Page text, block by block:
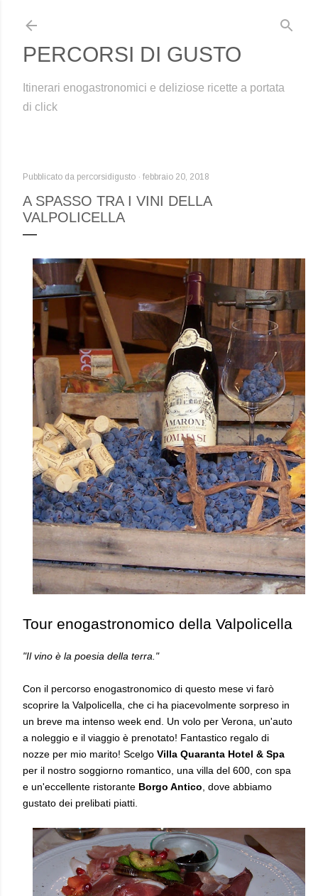
PERCORSI DI GUSTO
Itinerari enogastronomici e deliziose ricette a portata
di click
Pubblicato da percorsidigusto febbraio 20, 2018
A SPASSO TRA I VINI DELLA
VALPOLICELLA
Tour enogastronomico della Valpolicella
"Il vino è la poesia della terra."
Con il percorso enogastronomico di questo mese vi farò
scoprire la Valpolicella, che ci ha piacevolmente sorpreso in
un breve ma intenso week end. Un volo per Verona, un'auto
a noleggio e il viaggio è prenotato! Fantastico regalo di
nozze per mio marito! Scelgo Villa Quaranta Hotel & Spa
per il nostro soggiorno romantico, una villa del 600, con spa
e un'eccellente ristorante Borgo Antico, dove abbiamo
gustato dei prelibati piatti.